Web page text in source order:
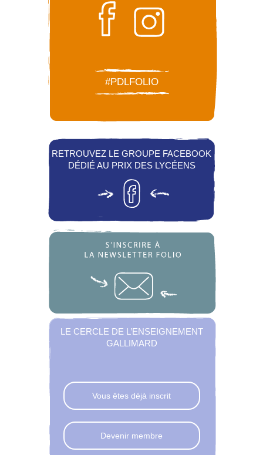
#PDLFOLIO
RETROUVEZ LE GROUPE FACEBOOK
DÉDIÉ AU PRIX DES LYCÉENS
LE CERCLE DE L’ENSEIGNEMENT
GALLIMARD
Vous êtes déjà inscrit
Devenir membre